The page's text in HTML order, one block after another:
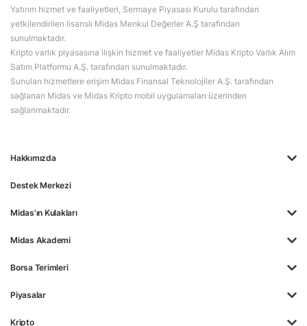
Hakkımızda
Destek Merkezi
Midas'ın Kulakları
Midas Akademi
Borsa Terimleri
Piyasalar
Kripto
Yatırım hizmet ve faaliyetleri, Sermaye Piyasası Kurulu tarafından
yetkilendirilen lisanslı Midas Menkul Değerler A.Ş tarafından
sunulmaktadır.
Kripto varlık piyasasına ilişkin hizmet ve faaliyetler Midas Kripto Varlık Alım
Satım Platformu A.Ş. tarafından sunulmaktadır.
Sunulan hizmetlere erişim Midas Finansal Teknolojiler A.Ş. tarafından
sağlanan Midas ve Midas Kripto mobil uygulamaları üzerinden
sağlanmaktadır.